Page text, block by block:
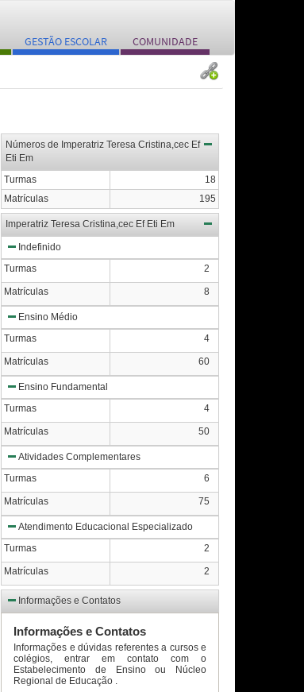
GESTÃO ESCOLAR COMUNIDADE
Números de Imperatriz Teresa Cristina,cec Ef
Eti Em
Turmas
18
Matrículas
195
Imperatriz Teresa Cristina,cec Ef Eti Em
Indefinido
Turmas
2
Matrículas 8
Ensino Médio
Turmas
4
Matrículas 60
Ensino Fundamental
Turmas
4
Matrículas 50
Atividades Complementares
Turmas
6
Matrículas 75
Atendimento Educacional Especializado
Turmas
2
Matrículas 2
Informações e Contatos
Informações e Contatos
Informações e dúvidas referentes a cursos e
colégios, entrar em contato com o
Estabelecimento de Ensino ou Núcleo
Regional de Educação .